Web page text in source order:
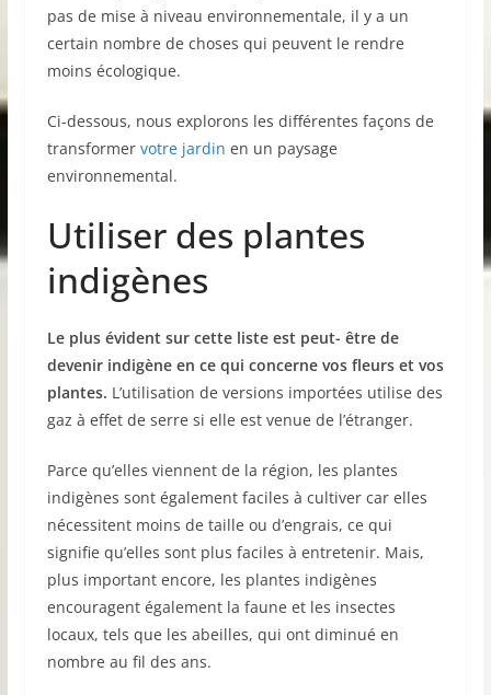
pas de mise à niveau environnementale, il y a un
certain nombre de choses qui peuvent le rendre
moins écologique.
Ci-dessous, nous explorons les différentes façons de
transformer votre jardin en un paysage
environnemental.
Utiliser des plantes
indigènes
Le plus évident sur cette liste est peut- être de
devenir indigène en ce qui concerne vos fleurs et vos
plantes. L’utilisation de versions importées utilise des
gaz à effet de serre si elle est venue de l’étranger.
Parce qu’elles viennent de la région, les plantes
indigènes sont également faciles à cultiver car elles
nécessitent moins de taille ou d’engrais, ce qui
signifie qu’elles sont plus faciles à entretenir. Mais,
plus important encore, les plantes indigènes
encouragent également la faune et les insectes
locaux, tels que les abeilles, qui ont diminué en
nombre au fil des ans.